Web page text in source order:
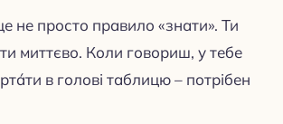
не просто правило «знати». Ти
миттєво. Коли говориш, у тебе
в голові таблицю – потрібен